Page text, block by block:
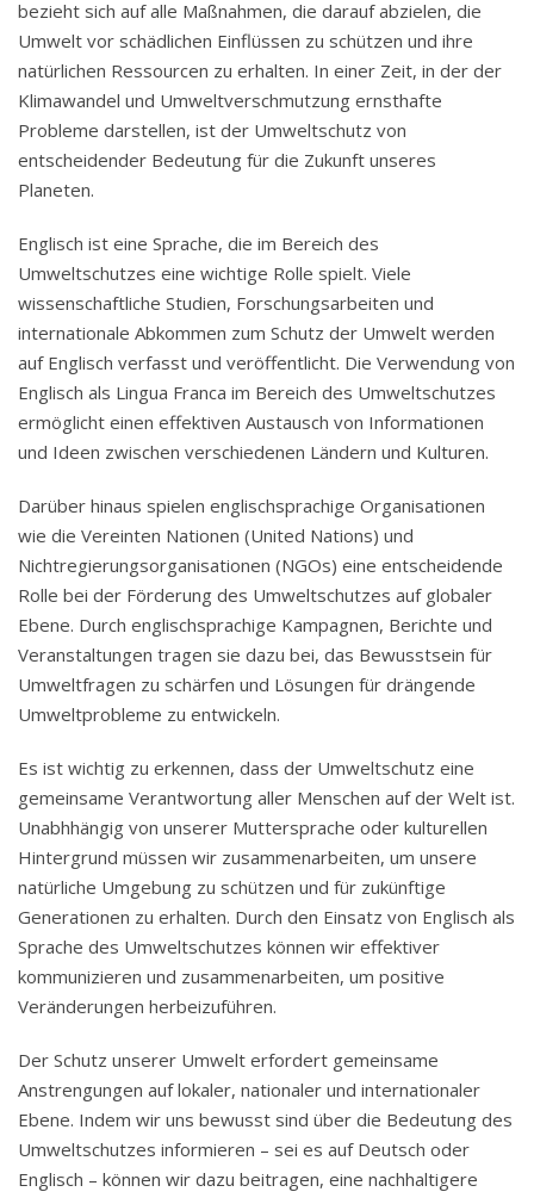
bezieht sich auf alle Maßnahmen, die darauf abzielen, die
Umwelt vor schädlichen Einflüssen zu schützen und ihre
natürlichen Ressourcen zu erhalten. In einer Zeit, in der der
Klimawandel und Umweltverschmutzung ernsthafte
Probleme darstellen, ist der Umweltschutz von
entscheidender Bedeutung für die Zukunft unseres
Planeten.
Englisch ist eine Sprache, die im Bereich des
Umweltschutzes eine wichtige Rolle spielt. Viele
wissenschaftliche Studien, Forschungsarbeiten und
internationale Abkommen zum Schutz der Umwelt werden
auf Englisch verfasst und veröffentlicht. Die Verwendung von
Englisch als Lingua Franca im Bereich des Umweltschutzes
ermöglicht einen effektiven Austausch von Informationen
und Ideen zwischen verschiedenen Ländern und Kulturen.
Darüber hinaus spielen englischsprachige Organisationen
wie die Vereinten Nationen (United Nations) und
Nichtregierungsorganisationen (NGOs) eine entscheidende
Rolle bei der Förderung des Umweltschutzes auf globaler
Ebene. Durch englischsprachige Kampagnen, Berichte und
Veranstaltungen tragen sie dazu bei, das Bewusstsein für
Umweltfragen zu schärfen und Lösungen für drängende
Umweltprobleme zu entwickeln.
Es ist wichtig zu erkennen, dass der Umweltschutz eine
gemeinsame Verantwortung aller Menschen auf der Welt ist.
Unabhhängig von unserer Muttersprache oder kulturellen
Hintergrund müssen wir zusammenarbeiten, um unsere
natürliche Umgebung zu schützen und für zukünftige
Generationen zu erhalten. Durch den Einsatz von Englisch als
Sprache des Umweltschutzes können wir effektiver
kommunizieren und zusammenarbeiten, um positive
Veränderungen herbeizuführen.
Der Schutz unserer Umwelt erfordert gemeinsame
Anstrengungen auf lokaler, nationaler und internationaler
Ebene. Indem wir uns bewusst sind über die Bedeutung des
Umweltschutzes informieren – sei es auf Deutsch oder
Englisch – können wir dazu beitragen, eine nachhaltigere